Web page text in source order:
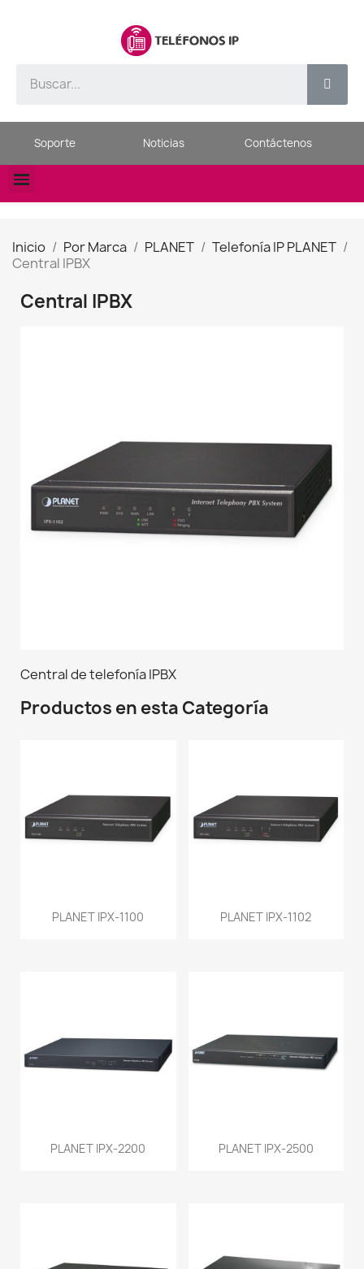
Soporte Noticias Contáctenos
Inicio Por Marca PLANET
Telefonía IP PLANET
Central IPBX
Central IPBX
Central de telefonía IPBX
Productos en esta Categoría
PLANET IPX-1100 PLANET IPX-1102
PLANET IPX-2200 PLANET IPX-2500